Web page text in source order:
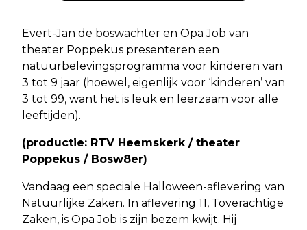
Evert-Jan de boswachter en Opa Job van
theater Poppekus presenteren een
natuurbelevingsprogramma voor kinderen van
3 tot 9 jaar (hoewel, eigenlijk voor ‘kinderen’ van
3 tot 99, want het is leuk en leerzaam voor alle
leeftijden).
(productie: RTV Heemskerk / theater
Poppekus / Bosw8er)
Vandaag een speciale Halloween-aflevering van
Natuurlijke Zaken. In aflevering 11, Toverachtige
Zaken, is Opa Job is zijn bezem kwijt. Hij